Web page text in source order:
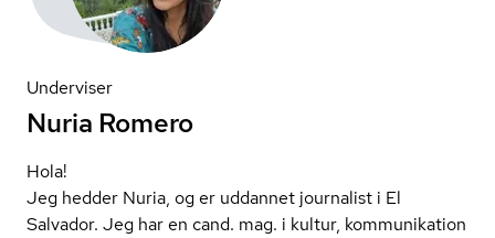
Underviser
Nuria Romero
Hola!
Jeg hedder Nuria, og er uddannet journalist i El
Salvador. Jeg har en cand. mag. i kultur, kommunikation